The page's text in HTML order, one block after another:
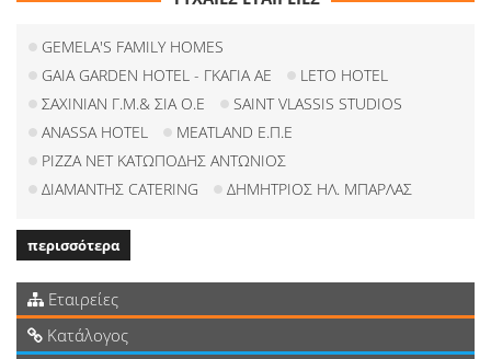
GEMELA'S FAMILY HOMES
GAIA GARDEN HOTEL - ΓΚΑΓΙΑ ΑΕ
LETO HOTEL
ΣΑΧΙΝΙΑΝ Γ.Μ.& ΣΙΑ Ο.Ε
SAINT VLASSIS STUDIOS
ANASSA HOTEL
MEATLAND Ε.Π.Ε
PIZZA NET ΚΑΤΩΠΟΔΗΣ ΑΝΤΩΝΙΟΣ
ΔΙΑΜΑΝΤΗΣ CATERING
ΔΗΜΗΤΡΙΟΣ ΗΛ. ΜΠΑΡΛΑΣ
περισσότερα
Εταιρείες
Κατάλογος